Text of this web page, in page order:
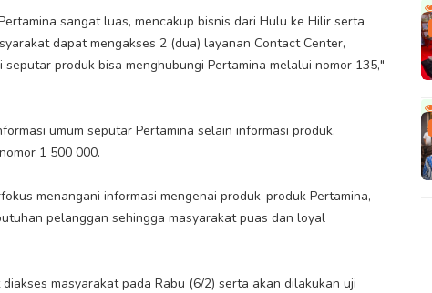
sangat luas, mencakup bisnis dari Hulu ke Hilir serta
dapat mengakses 2 (dua) layanan Contact Center,
produk bisa menghubungi Pertamina melalui nomor 135,"
umum seputar Pertamina selain informasi produk,
1 500 000.
menangani informasi mengenai produk-produk Pertamina,
pelanggan sehingga masyarakat puas dan loyal
masyarakat pada Rabu (6/2) serta akan dilakukan uji